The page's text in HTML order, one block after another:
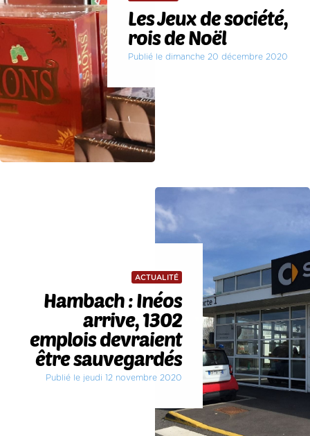
Les Jeux de société,
rois de Noël
Publié le dimanche 20 décembre 2020
ACTUALITÉ
Hambach : Inéos
arrive, 1302
emplois devraient
être sauvegardés
Publié le jeudi 12 novembre 2020